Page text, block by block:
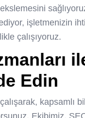
işletmenizin
çalışıyoruz.
Edin
kapsamlı